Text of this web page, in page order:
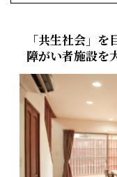
「共生社会」を
障がい者施設を